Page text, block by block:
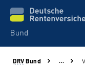
Beratung & Kontakt
DRV Bund …